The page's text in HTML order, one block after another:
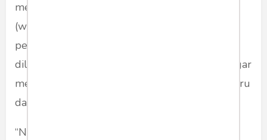
menerapkan program pengawasan melekat
(waskat) terhadap pegawai negeri sipil. Berarti
pengawasan yang terus menerus harus
dilakukan terhadap aparatur secara internal, agar
mereka bekerja secara baik. Termasuk para guru
dalam kegiatan mengajar.
“Nah, apakah kamu tidak pernah berpikir, jika